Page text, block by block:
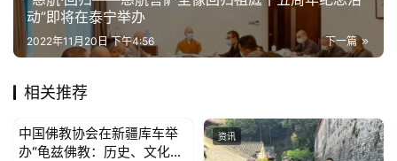
动”即将在泰宁举办
下一篇
2022年11月20日 下午4:56
相关推荐
资讯
中国佛教协会在新疆库车举
办“龟兹佛教：历史、文化与
资讯